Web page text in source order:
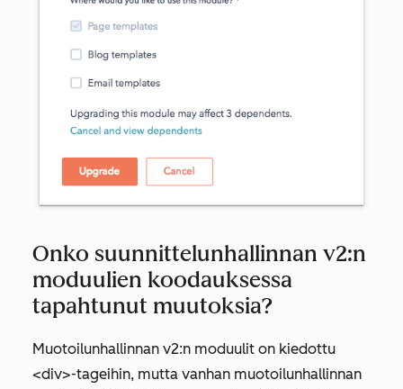
Onko suunnittelunhallinnan v2:n
moduulien koodauksessa
tapahtunut muutoksia?
Muotoilunhallinnan v2:n moduulit on kiedottu
<div>-tageihin, mutta vanhan muotoilunhallinnan